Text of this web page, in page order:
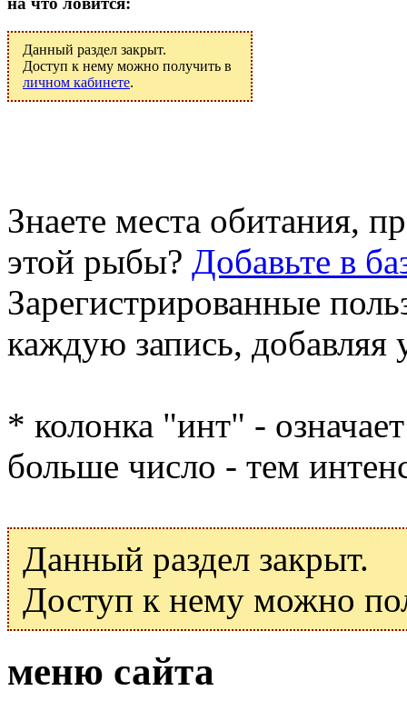
Данный раздел закрыт.
Доступ к нему можно получить в
личном кабинете.
Знаете места обитания,
этой рыбы? Добавьте в
Зарегистрированные
каждую запись, добавляя
* колонка "инт" -
больше число - тем
Данный раздел закрыт.
Доступ к нему можно
меню сайта